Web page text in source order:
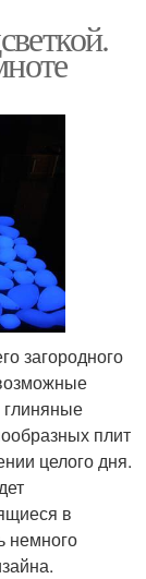
загородного
глиняные
плит
целого дня.
в
немного